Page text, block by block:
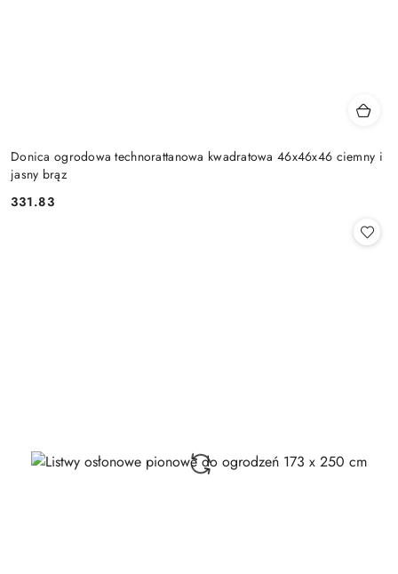
Donica ogrodowa technorattanowa kwadratowa 46x46x46 ciemny i
jasny brąz
Cena:
331.83